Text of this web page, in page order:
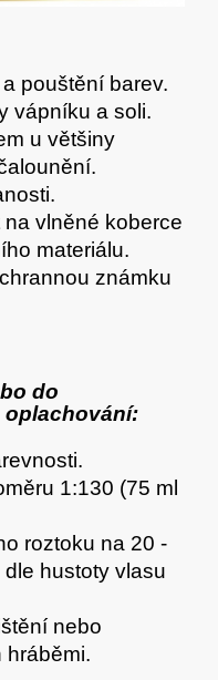
pouštění barev.
vápníku a soli.
u většiny
vlněné koberce
materiálu.
známku
do
1:130 (75 ml
roztoku na 20 -
hustoty vlasu
nebo
hráběmi.